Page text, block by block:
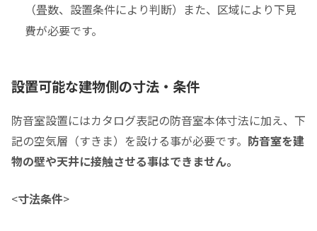
防音室の税込総額をご確認のうえ入力して下さい ※必須
0 0
クレジットご利用金額
分割支払回数
（畳数、設置条件により判断）また、区域により下見
費が必要です。
設置可能な建物側の寸法・条件
防音室設置にはカタログ表記の防音室本体寸法に加え、下
記の空気層（すきま）を設ける事が必要です。 防音室を建
物の壁や天井に接触させる事はできません。
<寸法条件>